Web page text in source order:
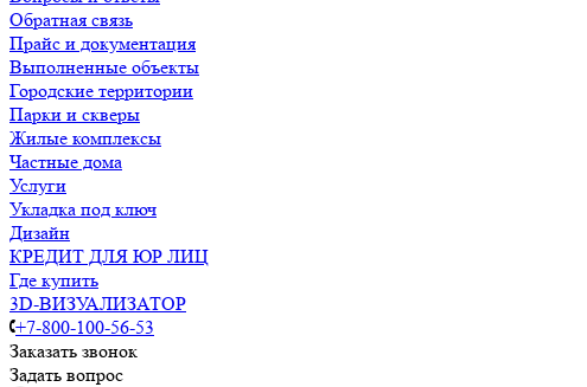
Обратная связь
Прайс и документация
Выполненные объекты
Городские территории
Парки и скверы
Жилые комплексы
Частные дома
Услуги
Укладка под ключ
Дизайн
КРЕДИТ ДЛЯ ЮР ЛИЦ
Где купить
3D-ВИЗУАЛИЗАТОР
+7-800-100-56-53
Заказать звонок
Задать вопрос